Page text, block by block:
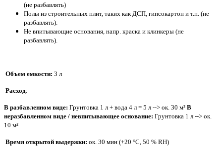
(не разбавлять)
Полы из строительных плит, таких как ДСП, гипсокартон и т.п. (не
разбавлять).
Не впитывающие основания, напр. краска и клинкеры (не
разбавлять).
Объем емкости: 3 л
Расход:
В разбавленном виде: Грунтовка 1 л + вода 4 л = 5 л --> ок. 30 м² В
неразбавленном виде / невпитывающее основание: Грунтовка 1 л --> ок.
10 м²
Время открытой выдержки: ок. 30 мин (+20 °C, 50 % RH)